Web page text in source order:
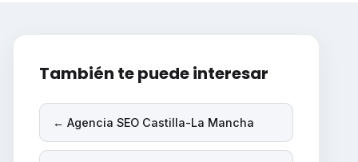
También te puede interesar
← Agencia SEO Castilla-La Mancha